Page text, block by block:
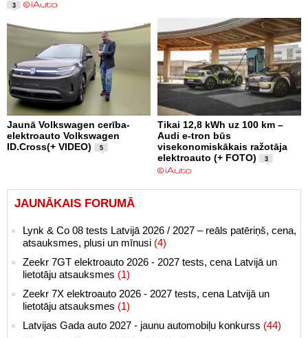
3
Jaunā Volkswagen cerība-
elektroauto Volkswagen
ID.Cross(+ VIDEO)
5
Tikai 12,8 kWh uz 100 km –
Audi e-tron būs
visekonomiskākais ražotāja
elektroauto (+ FOTO)
3
JAUNĀKAIS FORUMĀ
Lynk & Co 08 tests Latvijā 2026 / 2027 – reāls patēriņš, cena,
atsauksmes, plusi un mīnusi (4)
Zeekr 7GT elektroauto 2026 - 2027 tests, cena Latvijā un
lietotāju atsauksmes (1)
Zeekr 7X elektroauto 2026 - 2027 tests, cena Latvijā un
lietotāju atsauksmes (1)
Latvijas Gada auto 2027 - jaunu automobiļu konkurss (44)